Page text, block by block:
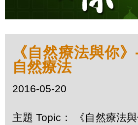
《自然療法與你
自然療法
2016-05-20
主題 Topic： 《自然療法